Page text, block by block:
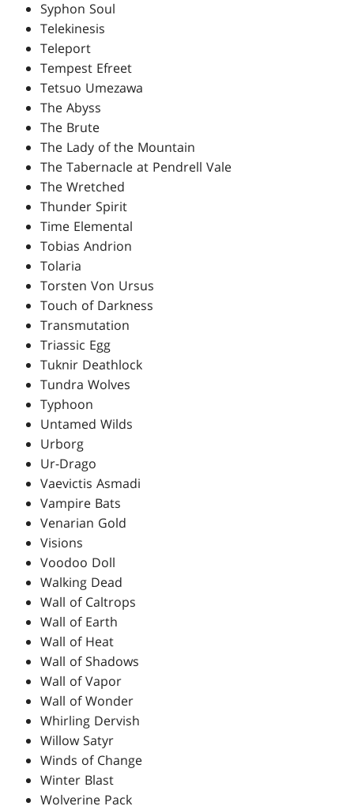
Syphon Soul
Telekinesis
Teleport
Tempest Efreet
Tetsuo Umezawa
The Abyss
The Brute
The Lady of the Mountain
The Tabernacle at Pendrell Vale
The Wretched
Thunder Spirit
Time Elemental
Tobias Andrion
Tolaria
Torsten Von Ursus
Touch of Darkness
Transmutation
Triassic Egg
Tuknir Deathlock
Tundra Wolves
Typhoon
Untamed Wilds
Urborg
Ur-Drago
Vaevictis Asmadi
Vampire Bats
Venarian Gold
Visions
Voodoo Doll
Walking Dead
Wall of Caltrops
Wall of Earth
Wall of Heat
Wall of Shadows
Wall of Vapor
Wall of Wonder
Whirling Dervish
Willow Satyr
Winds of Change
Winter Blast
Wolverine Pack